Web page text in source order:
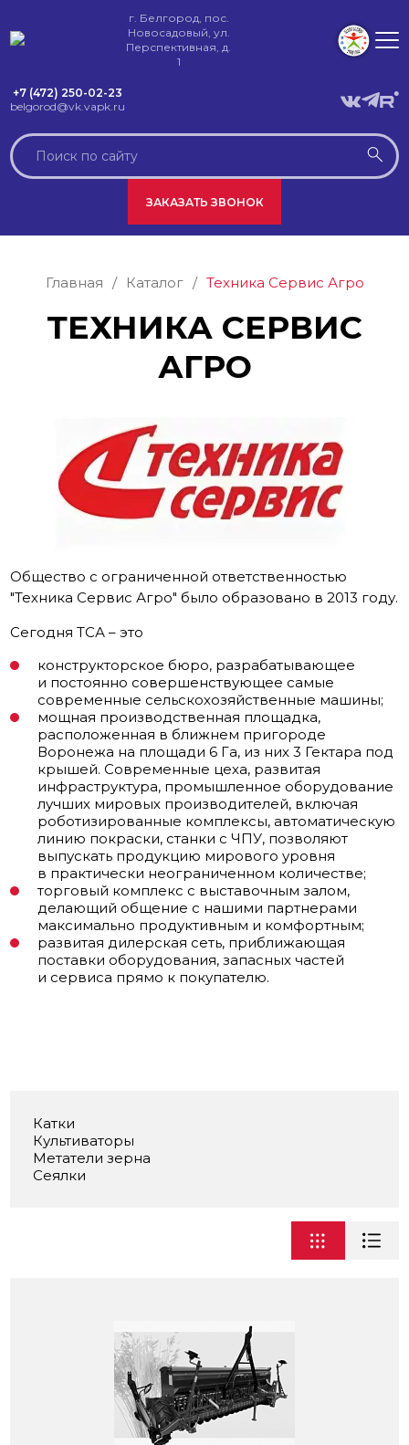
г. Белгород, пос.
Новосадовый, ул.
Перспективная, д.
1
+7 (472) 250-02-23
belgorod@vk.vapk.ru
ЗАКАЗАТЬ ЗВОНОК
Главная / Каталог / Техника Сервис Агро
ТЕХНИКА СЕРВИС
АГРО
Общество с ограниченной ответственностью
"Техника Сервис Агро" было образовано в 2013 году.
Сегодня ТСА – это
конструкторское бюро, разрабатывающее
и постоянно совершенствующее самые
современные сельскохозяйственные машины;
мощная производственная площадка,
расположенная в ближнем пригороде
Воронежа на площади 6 Га, из них 3 Гектара под
крышей. Современные цеха, развитая
инфраструктура, промышленное оборудование
лучших мировых производителей, включая
роботизированные комплексы, автоматическую
линию покраски, станки с ЧПУ, позволяют
выпускать продукцию мирового уровня
в практически неограниченном количестве;
торговый комплекс с выставочным залом,
делающий общение с нашими партнерами
максимально продуктивным и комфортным;
развитая дилерская сеть, приближающая
поставки оборудования, запасных частей
и сервиса прямо к покупателю.
Катки
Культиваторы
Метатели зерна
Сеялки